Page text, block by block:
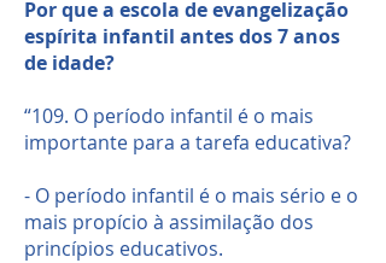
Por que a escola de evangelização
espírita infantil antes dos 7 anos
de idade?
“109. O período infantil é o mais
importante para a tarefa educativa?
- O período infantil é o mais sério e o
mais propício à assimilação dos
princípios educativos.